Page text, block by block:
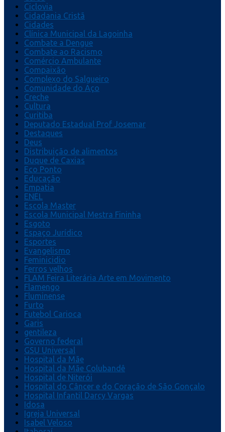
Ciclovia
Cidadania Cristã
Cidades
Clínica Municipal da Lagoinha
Combate a Dengue
Combate ao Racismo
Comércio Ambulante
Compaixão
Complexo do Salgueiro
Comunidade do Aço
Creche
Cultura
Curitiba
Deputado Estadual Prof Josemar
Destaques
Deus
Distribuição de alimentos
Duque de Caxias
Eco Ponto
Educação
Empatia
ENEL
Escola Master
Escola Municipal Mestra Fininha
Esgoto
Espaço Jurídico
Esportes
Evangelismo
Feminicidio
Ferros velhos
FLAM Feira Literária Arte em Movimento
Flamengo
Fluminense
Furto
Futebol Carioca
Garis
gentileza
Governo federal
GSU Universal
Hospital da Mãe
Hospital da Mãe Colubandê
Hospital de Niterói
Hospital do Câncer e do Coração de São Gonçalo
Hospital Infantil Darcy Vargas
Idosa
Igreja Universal
Isabel Veloso